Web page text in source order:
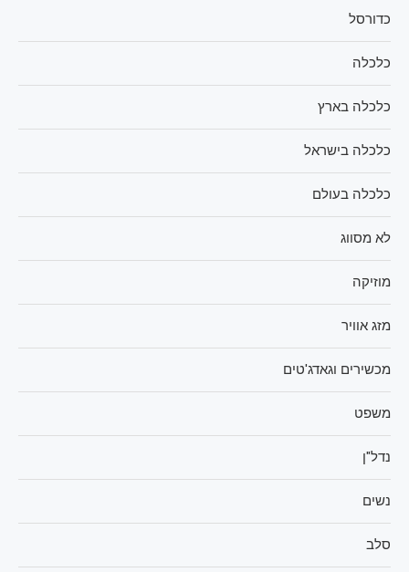
כדורסל
כלכלה
כלכלה בארץ
כלכלה בישראל
כלכלה בעולם
לא מסווג
מוזיקה
מזג אוויר
מכשירים וגאדג'טים
משפט
נדל"ן
נשים
סלב